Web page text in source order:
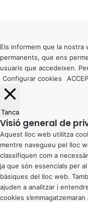
button
Els informem que la
permanents, que ens
usuaris que accedeixen.
Configurar cookies
Tanca
Visió general de
Aquest lloc web utilitza
mentre navegueu pel lloc
classifiquen com a
ja que són essencials per
bàsiques del lloc web.
ajuden a analitzar i
cookies